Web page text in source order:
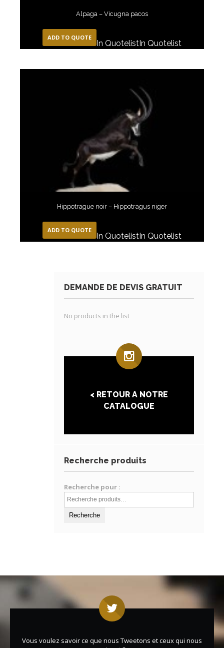
Alpaga – Vicugna pacos
ADD TO QUOTE
In QuotelistIn Quotelist
Hippotrague noir – Hippotragus niger
ADD TO QUOTE
In QuotelistIn Quotelist
DEMANDE DE DEVIS GRATUIT
No products in the list
< RETOUR A NOTRE
CATALOGUE
Recherche produits
Recherche pour :
Vous voulez savoir ce que nous Tweetons et ceux qui nous